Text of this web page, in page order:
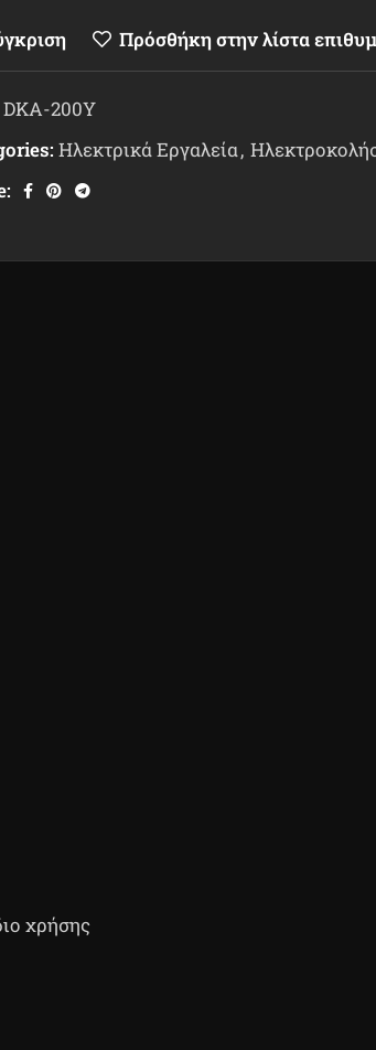
Πρόσθήκη στην λίστα
DKA-200Y
Ηλεκτρικά Εργαλεία,
χρήσης